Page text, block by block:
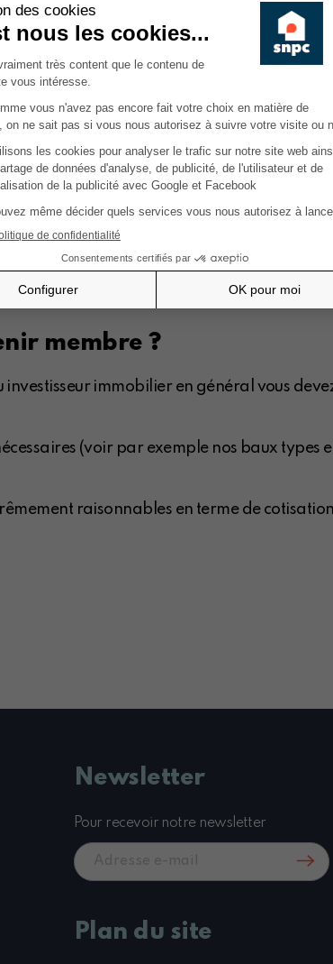
axes:
auprès des Gouvernements,
intéressants la propriété immobilière.
plus de quarante ans et de notre
copropriétés, copropriétaires et
en nos bureaux, de formations diverses,
et autres documents utiles pour les
des baux, une information
Découvrez-nous au travers de notre site
membre ?
immobilier en général vous
(voir par exemple nos baux
raisonnables en terme de
Newsletter
Pour recevoir notre newsletter
Plan du site